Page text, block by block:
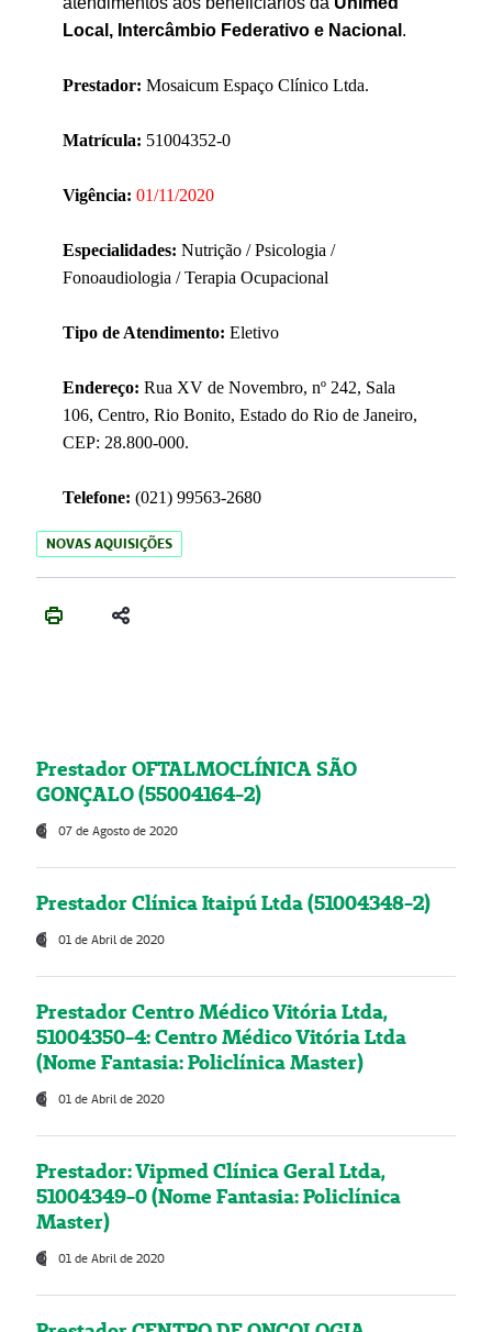
Local, Intercâmbio Federativo e Nacional .
Prestador: Mosaicum Espaço Clínico Ltda.
Matrícula: 51004352-0
Vigência: 01/11/2020
Especialidades: Nutrição / Psicologia /
Fonoaudiologia / Terapia Ocupacional
Tipo de Atendimento: Eletivo
Endereço: Rua XV de Novembro, nº 242, Sala
106, Centro, Rio Bonito, Estado do Rio de Janeiro,
CEP: 28.800-000.
Telefone: (021) 99563-2680
NOVAS AQUISIÇÕES
Prestador OFTALMOCLÍNICA SÃO
GONÇALO (55004164-2)
07 de Agosto de 2020
Prestador Clínica Itaipú Ltda (51004348-2)
01 de Abril de 2020
Prestador Centro Médico Vitória Ltda,
51004350-4: Centro Médico Vitória Ltda
(Nome Fantasia: Policlínica Master)
01 de Abril de 2020
Prestador: Vipmed Clínica Geral Ltda,
51004349-0 (Nome Fantasia: Policlínica
Master)
01 de Abril de 2020